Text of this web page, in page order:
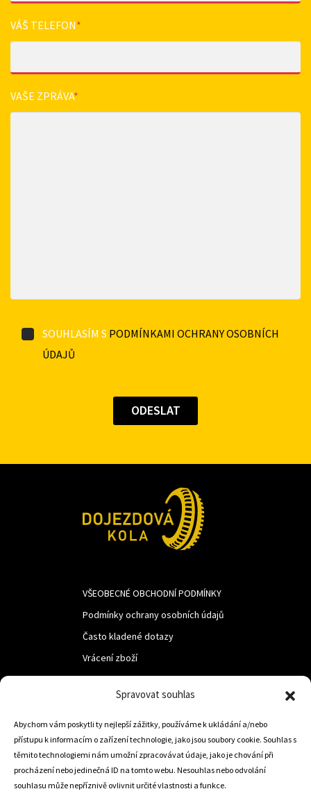
Spravovat souhlas
Abychom vám poskytli ty nejlepší zážitky, používáme k ukládání a/nebo
přístupu k informacím o zařízení technologie, jako jsou soubory cookie. Souhlas s
těmito technologiemi nám umožní zpracovávat údaje, jako je chování při
procházení nebo jedinečná ID na tomto webu. Nesouhlas nebo odvolání
souhlasu může nepříznivě ovlivnit určité vlastnosti a funkce.
VÁŠ TELEFON*
VAŠE ZPRÁVA*
SOUHLASÍM S PODMÍNKAMI OCHRANY OSOBNÍCH
ÚDAJŮ
VŠEOBECNÉ OBCHODNÍ PODMÍNKY
Podmínky ochrany osobních údajů
Často kladené dotazy
Vrácení zboží
LUF s.r.o.
Nám. M.R.Štefanika 518,
Trstená 02801